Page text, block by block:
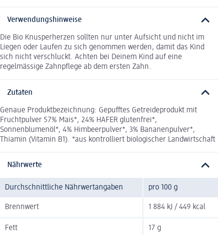
Verwendungshinweise
Die Bio Knusperherzen sollten nur unter Aufsicht und nicht im
Liegen oder Laufen zu sich genommen werden, damit das Kind
sich nicht verschluckt. Achten bei Deinem Kind auf eine
regelmässige Zahnpflege ab dem ersten Zahn.
Zutaten
Genaue Produktbezeichnung: Gepufftes Getreideprodukt mit
Fruchtpulver 57% Mais*, 24% HAFER glutenfrei*,
Sonnenblumenöl*, 4% Himbeerpulver*, 3% Bananenpulver*,
Thiamin (Vitamin B1). *aus kontrolliert biologischer Landwirtschaft
Nährwerte
Durchschnittliche Nährwertangaben pro 100 g
Brennwert 1 884 kJ / 449 kcal
Fett 17 g